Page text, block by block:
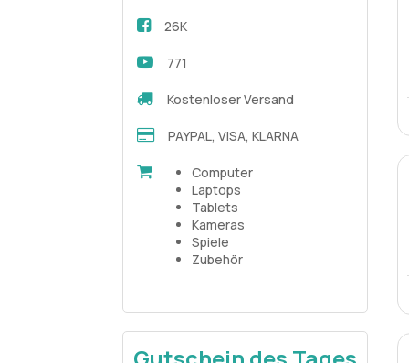
26K
771
Kostenloser Versand
PAYPAL, VISA, KLARNA
Computer
Laptops
Tablets
Kameras
Spiele
Zubehör